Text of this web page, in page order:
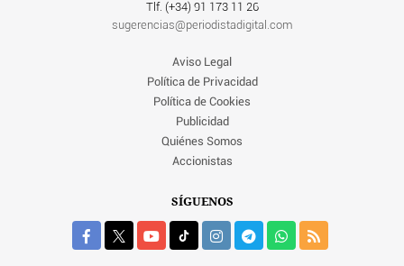
Tlf. (+34) ‎91 173 11 26
sugerencias@periodistadigital.com
Aviso Legal
Política de Privacidad
Política de Cookies
Publicidad
Quiénes Somos
Accionistas
SÍGUENOS